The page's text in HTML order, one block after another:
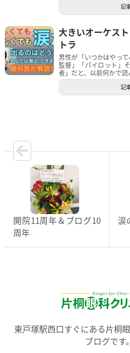
記
大きいオーケス
トラ
男性が「いつかはやっ
監督」「パイロット」
者」だと、以前何かで
記
開院11周年＆ブログ10
周年
涙
東戸塚駅西口すぐにある片桐
ブログです。